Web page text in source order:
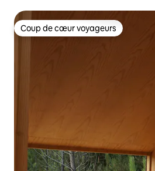
Coup de cœur voyageurs
Coup de cœur voyageurs